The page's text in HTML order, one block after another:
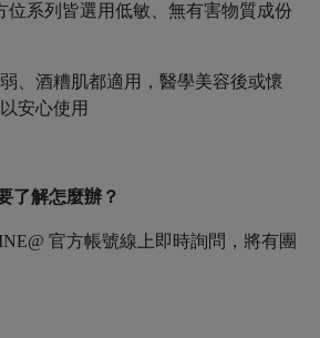
位系列皆選用低敏、無有害物質成份
、酒糟肌都適用，醫學美容後或懷
安心使用
了解怎麼辦？
官方帳號線上即時詢問，將有團